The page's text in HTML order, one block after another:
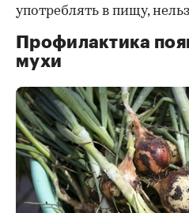
употреблять в пищу,
Профилактика
мухи